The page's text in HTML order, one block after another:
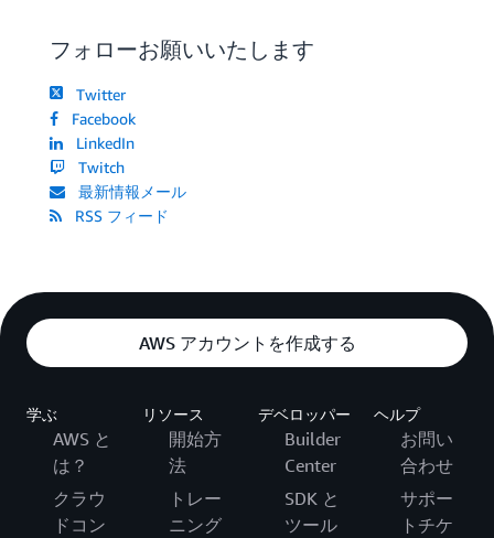
フォローお願いいたします
Twitter
Facebook
LinkedIn
Twitch
最新情報メール
RSS フィード
AWS アカウントを作成する
学ぶ
AWS と
は？
クラウ
ドコン
リソース
開始方
法
トレー
ニング
デベロッパー
Builder
Center
SDK と
ツール
ヘルプ
お問い
合わせ
サポー
トチケ